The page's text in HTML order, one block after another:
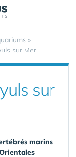
»
sur Mer
sur
marins